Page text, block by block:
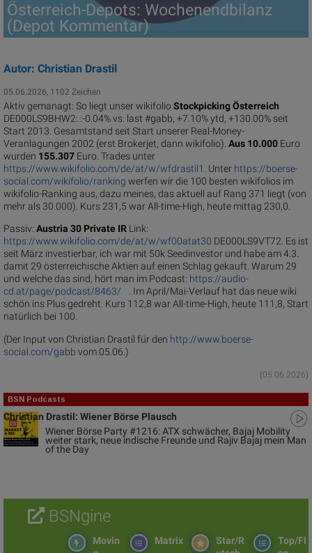
Österreich-Depots: Wochenendbilanz
(Depot Kommentar)
Autor: Christian Drastil
05.06.2026, 1102 Zeichen
Aktiv gemanagt: So liegt unser wikifolioStockpicking Öster­reich
DE000LS9BHW2: :-0.04% vs. last #gabb, +7.10% ytd, +130.00% seit
Start 2013. Gesamtstand seit Start unserer Real-Money-
Veranlagungen 2002 (erst Brokerjet, dann wikifolio). Aus 10.000 Euro
wurden 155.307 Euro. Trades unter
https://www.wikifolio.com/de/at/w/wfdrastil1
. Unter https://boerse-
social.com/wikifolio/ranking werfen wir die 100 besten wikifolios im
wikifolio-Ranking aus, dazu meines, das aktuell auf Rang 371 liegt (von
mehr als 30.000). Kurs 231,5 war All-time-High, heute mittag 230,0.
Passiv: Austria 30 Private IR Link:
https://www.wikifolio.com/de/at/w/wf00atat30 DE000LS9VT72. Es ist
seit März investierbar, ich war mit 50k Seedinvestor und habe am 4.3.
damit 29 österreichische Aktien auf einen Schlag gekauft. Warum 29
und welche das sind, hört man im Podcast: https://audio-
cd.at/page/podcast/8463/ . Im April/Mai-Verlauf hat das neue wiki
schön ins Plus gedreht. Kurs 112,8 war All-time-High, heute 111,8, Start
natürlich bei 100.
(Der Input von Christian Drastil für den http://www.boerse-
social.com/gabb vom 05.06.)
(05.06.2026)
BSN Podcasts
Christian Drastil: Wiener Börse Plausch
Wiener Börse Party #1216: ATX schwächer, Bajaj Mobility
weiter stark, neue indische Freunde und Rajiv Bajaj mein Man
of the Day
BSNgine
Top/Fl
Star/R
Matrix
Movin